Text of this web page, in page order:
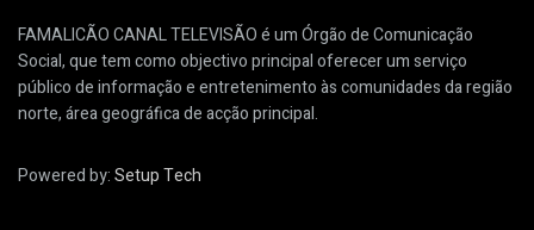
FAMALICÃO CANAL TELEVISÃO é um Órgão de Comunicação
Social, que tem como objectivo principal oferecer um serviço
público de informação e entretenimento às comunidades da região
norte, área geográfica de acção principal.
Powered by:Setup Tech